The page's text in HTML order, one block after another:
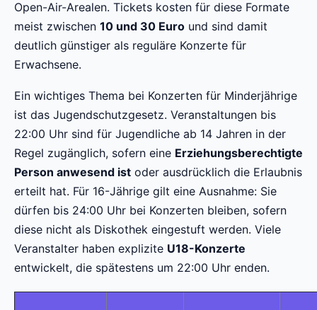
Open-Air-Arealen. Tickets kosten für diese Formate
meist zwischen 10 und 30 Euro und sind damit
deutlich günstiger als reguläre Konzerte für
Erwachsene.
Ein wichtiges Thema bei Konzerten für Minderjährige
ist das Jugendschutzgesetz. Veranstaltungen bis
22:00 Uhr sind für Jugendliche ab 14 Jahren in der
Regel zugänglich, sofern eine Erziehungsberechtigte
Person anwesend ist oder ausdrücklich die Erlaubnis
erteilt hat. Für 16-Jährige gilt eine Ausnahme: Sie
dürfen bis 24:00 Uhr bei Konzerten bleiben, sofern
diese nicht als Diskothek eingestuft werden. Viele
Veranstalter haben explizite U18-Konzerte
entwickelt, die spätestens um 22:00 Uhr enden.